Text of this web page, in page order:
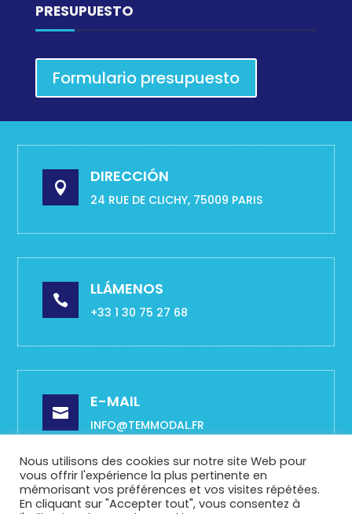
PRESUPUESTO
Formulario presupuesto

DIRECCIÓN
24 RUE DE CLICHY, 75009 PARIS

LLÁMENOS
+33 1 30 75 27 68

E-MAIL
INFO@TEMMODAL.FR
Nous utilisons des cookies sur notre site Web pour
vous offrir l'expérience la plus pertinente en
mémorisant vos préférences et vos visites répétées.
En cliquant sur "Accepter tout", vous consentez à